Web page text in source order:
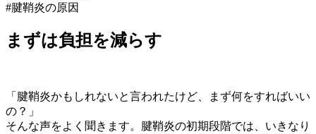
#腱鞘炎の原因
まずは負担を減らす
「腱鞘炎かもしれないと言われたけど、まず何をすればいい
の？」
そんな声をよく聞きます。腱鞘炎の初期段階では、いきなり